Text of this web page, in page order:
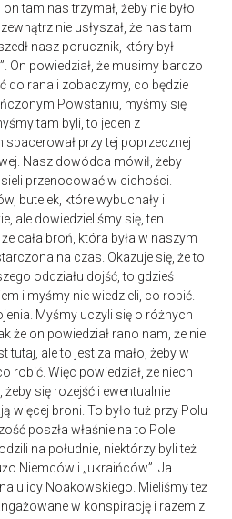
tam nas trzymał, żeby nie było
nie usłyszał, że nas tam
nasz porucznik, który był
On powiedział, że musimy bardzo
do rana i zobaczymy, co będzie
Powstaniu, myśmy się
tam byli, to jeden z
przy tej poprzecznej
Nasz dowódca mówił, żeby
przenocować w cichości.
butelek, które wybuchały i
ale dowiedzieliśmy się, ten
cała broń, która była w naszym
na czas. Okazuje się, że to
oddziału dojść, to gdzieś
i myśmy nie wiedzieli, co robić.
Myśmy uczyli się o różnych
że on powiedział rano nam, że nie
tutaj, ale to jest za mało, żeby w
robić. Więc powiedział, że niech
się rozejść i ewentualnie
więcej broni. To było tuż przy Polu
poszła właśnie na to Pole
na południe, niektórzy byli też
Niemców i „ukraińców”. Ja
ulicy Noakowskiego. Mieliśmy też
w konspirację i razem z